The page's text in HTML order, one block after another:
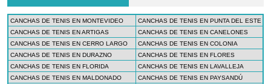
CANCHAS DE TENIS EN MONTEVIDEO
CANCHAS DE TENIS EN PUNTA DEL ESTE
CANCHAS DE TENIS EN ARTIGAS
CANCHAS DE TENIS EN CANELONES
CANCHAS DE TENIS EN CERRO LARGO
CANCHAS DE TENIS EN COLONIA
CANCHAS DE TENIS EN DURAZNO
CANCHAS DE TENIS EN FLORES
CANCHAS DE TENIS EN FLORIDA
CANCHAS DE TENIS EN LAVALLEJA
CANCHAS DE TENIS EN MALDONADO
CANCHAS DE TENIS EN PAYSANDÚ